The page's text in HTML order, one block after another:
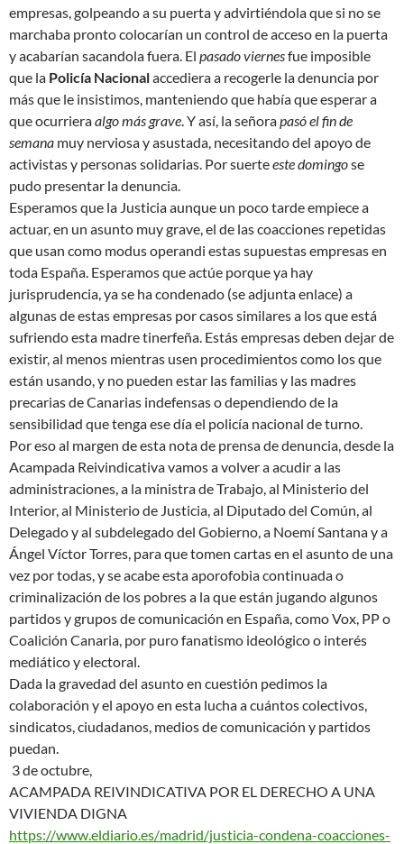
empresas, golpeando a su puerta y advirtiéndola que si no se
marchaba pronto colocarían un control de acceso en la puerta
y acabarían sacandola fuera. El pasado viernesfue imposible
que la Policía Nacionalaccediera a recogerle la denuncia por
más que le insistimos, manteniendo que había que esperar a
que ocurrieraalgo más grave. Y así, la señorapasó el fin de
semana muy nerviosa y asustada, necesitando del apoyo de
activistas y personas solidarias. Por suerteeste domingose
pudo presentar la denuncia.
Esperamos que la Justicia aunque un poco tarde empiece a
actuar, en un asunto muy grave, el de las coacciones repetidas
que usan como modus operandi estas supuestas empresas en
toda España. Esperamos que actúe porque ya hay
jurisprudencia, ya se ha condenado (se adjunta enlace) a
algunas de estas empresas por casos similares a los que está
sufriendo esta madre tinerfeña. Estás empresas deben dejar de
existir, al menos mientras usen procedimientos como los que
están usando, y no pueden estar las familias y las madres
precarias de Canarias indefensas o dependiendo de la
sensibilidad que tenga ese día el policía nacional de turno.
Por eso al margen de esta nota de prensa de denuncia, desde la
Acampada Reivindicativa vamos a volver a acudir a las
administraciones, a la ministra de Trabajo, al Ministerio del
Interior, al Ministerio de Justicia, al Diputado del Común, al
Delegado y al subdelegado del Gobierno, a Noemí Santana y a
Ángel Víctor Torres, para que tomen cartas en el asunto de una
vez por todas, y se acabe esta aporofobia continuada o
criminalización de los pobres a la que están jugando algunos
partidos y grupos de comunicación en España, como Vox, PP o
Coalición Canaria, por puro fanatismo ideológico o interés
mediático y electoral.
Dada la gravedad del asunto en cuestión pedimos la
colaboración y el apoyo en esta lucha a cuántos colectivos,
sindicatos, ciudadanos, medios de comunicación y partidos
puedan.
3 de octubre,
ACAMPADA REIVINDICATIVA POR EL DERECHO A UNA
VIVIENDA DIGNA
https://www.eldiario.es/madrid/justicia-condena-coacciones-